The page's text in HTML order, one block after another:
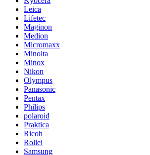
Leica
Lifetec
Maginon
Medion
Micromaxx
Minolta
Minox
Nikon
Olympus
Panasonic
Pentax
Philips
polaroid
Praktica
Ricoh
Rollei
Samsung